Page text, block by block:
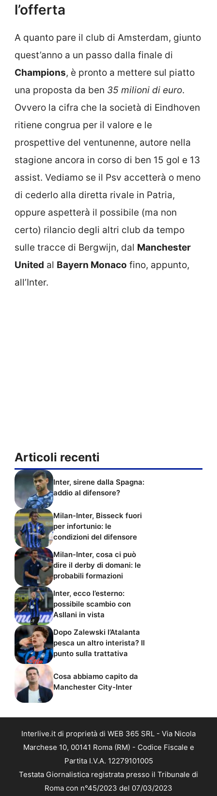
l’offerta
A quanto pare il club di Amsterdam, giunto
quest’anno a un passo dalla finale di
Champions, è pronto a mettere sul piatto
una proposta da ben 35 milioni di euro.
Ovvero la cifra che la società di Eindhoven
ritiene congrua per il valore e le
prospettive del ventunenne, autore nella
stagione ancora in corso di ben 15 gol e 13
assist. Vediamo se il Psv accetterà o meno
di cederlo alla diretta rivale in Patria,
oppure aspetterà il possibile (ma non
certo) rilancio degli altri club da tempo
sulle tracce di Bergwijn, dal Manchester
United al Bayern Monaco fino, appunto,
all’Inter.
Articoli recenti
Inter, sirene dalla Spagna:
addio al difensore?
Milan-Inter, Bisseck fuori
per infortunio: le
condizioni del difensore
Milan-Inter, cosa ci può
dire il derby di domani: le
probabili formazioni
Inter, ecco l’esterno:
possibile scambio con
Asllani in vista
Dopo Zalewski l’Atalanta
pesca un altro interista? Il
punto sulla trattativa
Cosa abbiamo capito da
Manchester City-Inter
Interlive.it di proprietà di WEB 365 SRL - Via Nicola
Marchese 10, 00141 Roma (RM) - Codice Fiscale e
Partita I.V.A. 12279101005
Testata Giornalistica registrata presso il Tribunale di
Roma con n°45/2023 del 07/03/2023